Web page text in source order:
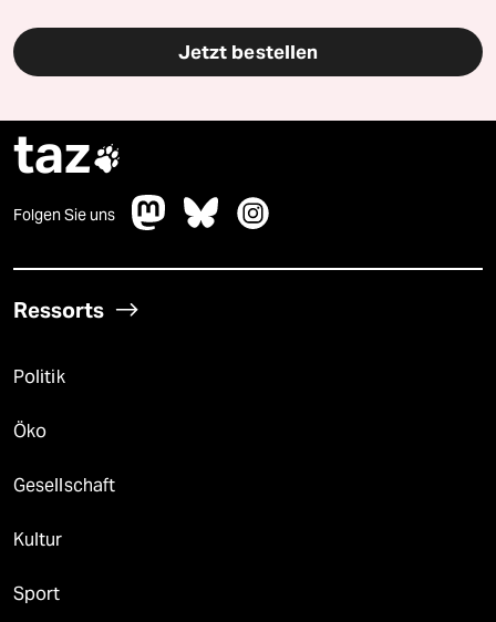
Jetzt bestellen
taz
Folgen Sie uns
Ressorts
Politik
Öko
Gesellschaft
Kultur
Sport